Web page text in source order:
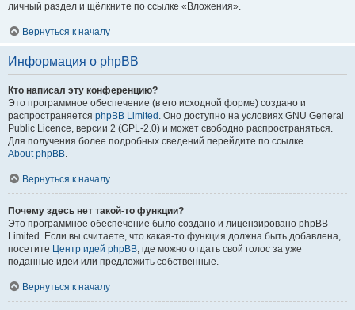
личный раздел и щёлкните по ссылке «Вложения».
Вернуться к началу
Информация о phpBB
Кто написал эту конференцию?
Это программное обеспечение (в его исходной форме) создано и
распространяется phpBB Limited . Оно доступно на условиях GNU General
Public Licence, версии 2 (GPL-2.0) и может свободно распространяться.
Для получения более подробных сведений перейдите по ссылке
About phpBB.
Вернуться к началу
Почему здесь нет такой-то функции?
Это программное обеспечение было создано и лицензировано phpBB
Limited. Если вы считаете, что какая-то функция должна быть добавлена,
посетите Центр идей phpBB, где можно отдать свой голос за уже
поданные идеи или предложить собственные.
Вернуться к началу